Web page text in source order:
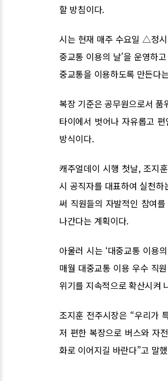
할 방침이다.
시는 현재 매주 수요일 △정시
중교통 이용의 날’을 운영하
중교통을 이용하도록 만든다
복장 기준은 공무원으로서
타이에서 벗어나 자유롭고
방식이다.
캐주얼데이 시행 첫날, 조지
시 공직자를 대표하여 실천
써 직원들의 자발적인 참여
나간다는 계획이다.
아울러 시는 ‘대중교통 이용
매월 대중교통 이용 우수 직
위기를 지속적으로 확산시켜
조지훈 전주시장은 “우리가
저 편한 복장으로 버스와 자
화로 이어지길 바란다”고 말